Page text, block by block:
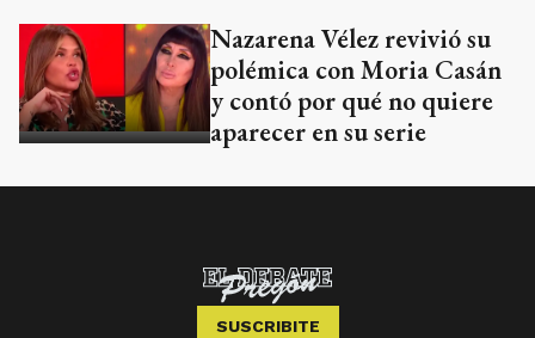
Nazarena Vélez revivió su
polémica con Moria Casán
y contó por qué no quiere
aparecer en su serie
SUSCRIBITE